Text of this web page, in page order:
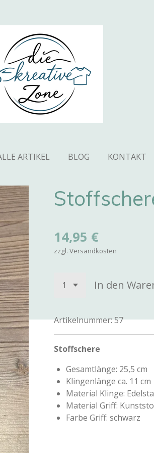
ARTIKEL BLOG KONTAKT
14,95 €
zzgl. Versandkosten
In den
Artikelnummer:57
Stoffschere
Gesamtlänge: 25,5 cm
Klingenlänge ca. 11 cm
Material Klinge:
Material Griff:
Farbe Griff: schwarz